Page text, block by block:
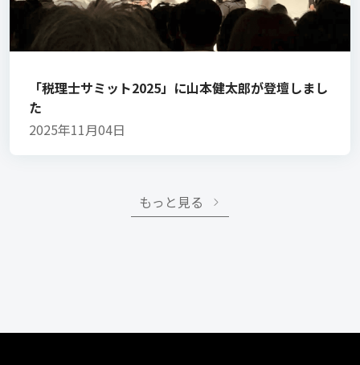
「税理士サミット2025」に山本健太郎が登壇しまし
た
2025年11月04日
もっと見る